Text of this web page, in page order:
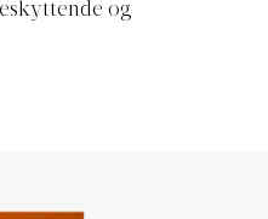
og